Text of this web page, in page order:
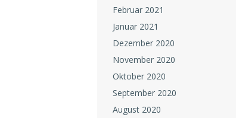
Februar 2021
Januar 2021
Dezember 2020
November 2020
Oktober 2020
September 2020
August 2020